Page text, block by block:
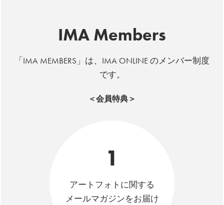
IMA Members
「IMA MEMBERS」は、IMA ONLINE のメンバー制度
です。
＜会員特典＞
1
アートフォトに関する
メールマガジンをお届け